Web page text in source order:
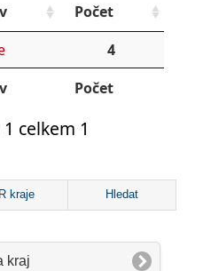
Počet
4
Počet
celkem 1
kraje Hledat
kraj